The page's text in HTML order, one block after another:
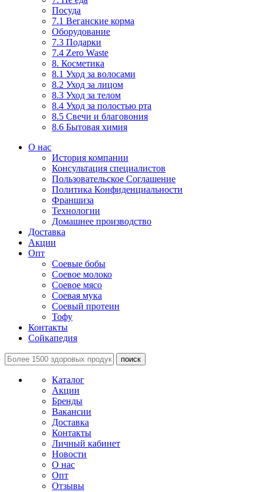
Посуда
7.1 Веганские корма
Оборудование
7.3 Подарки
7.4 Zero Waste
8. Косметика
8.1 Уход за волосами
8.2 Уход за лицом
8.3 Уход за телом
8.4 Уход за полостью рта
8.5 Свечи и благовония
8.6 Бытовая химия
О нас
История компании
Консультация специалистов
Пользовательское Соглашение
Политика Конфиденциальности
Франшиза
Технологии
Домашнее производство
Доставка
Акции
Опт
Соевые бобы
Соевое молоко
Соевое мясо
Соевая мука
Соевый протеин
Тофу
Контакты
Сойкапедия
поиск
Каталог
Акции
Бренды
Вакансии
Доставка
Контакты
Личный кабинет
Новости
О нас
Опт
Отзывы